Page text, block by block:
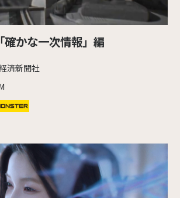
かな一次情報」編
済新聞社